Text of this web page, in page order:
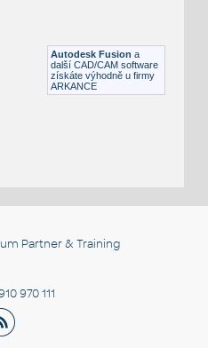
Plastové součásti
Autodesk Fusion a
další CAD/CAM software
získáte výhodně u firmy
ARKANCE
Partner & Training
970 111